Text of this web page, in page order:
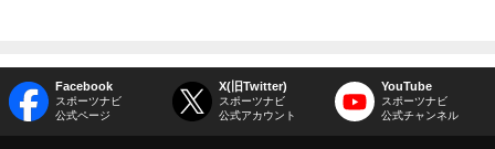
Facebook
スポーツナビ
公式ページ
X(旧Twitter)
スポーツナビ
公式アカウント
YouTube
スポーツナビ
公式チャンネル